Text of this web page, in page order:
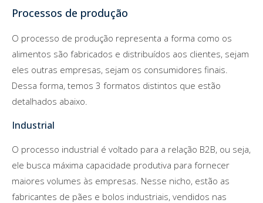
Processos de produção
O processo de produção representa a forma como os
alimentos são fabricados e distribuídos aos clientes, sejam
eles outras empresas, sejam os consumidores finais.
Dessa forma, temos 3 formatos distintos que estão
detalhados abaixo.
Industrial
O processo industrial é voltado para a relação B2B, ou seja,
ele busca máxima capacidade produtiva para fornecer
maiores volumes às empresas. Nesse nicho, estão as
fabricantes de pães e bolos industriais, vendidos nas